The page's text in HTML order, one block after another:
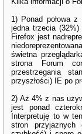
1) Ponad połowa
jedna trzecia
Firefox jest
świetna
strona Forum
przestrzegania
przyszłości) IE po
2) Aż 4% z nas
jest ponad
Interpretuję to w
stron przyjaznych